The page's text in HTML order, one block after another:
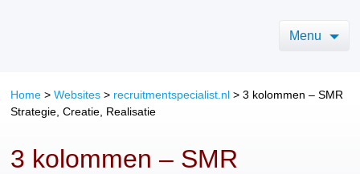
Menu
Home >Websites > recruitmentspecialist.nl >3 kolommen – SMR
Strategie, Creatie, Realisatie
3 kolommen – SMR